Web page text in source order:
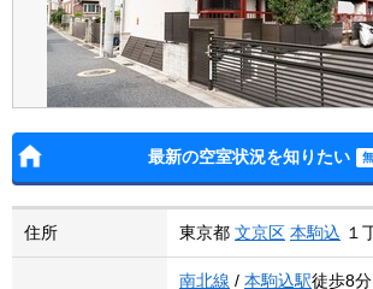
最新の空室状況を知りたい
住所 東京都 文京区 本駒込 １
南北線 / 本駒込駅徒歩8分